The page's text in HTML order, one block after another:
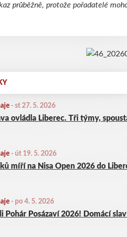
- st 27. 5. 2026
ovládla Liberec. Tři týmy,
- út 19. 5. 2026
míří na Nisa Open 2026 do
- po 4. 5. 2026
Pohár Posázaví 2026! Domácí
průběžně, protože pořadatelé